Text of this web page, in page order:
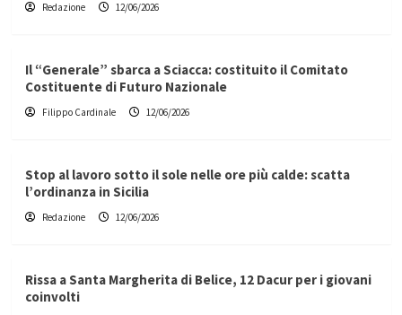
Redazione 12/06/2026
Il “Generale” sbarca a Sciacca: costituito il Comitato
Costituente di Futuro Nazionale
Filippo Cardinale 12/06/2026
Stop al lavoro sotto il sole nelle ore più calde: scatta
l’ordinanza in Sicilia
Redazione 12/06/2026
Rissa a Santa Margherita di Belice, 12 Dacur per i giovani
coinvolti